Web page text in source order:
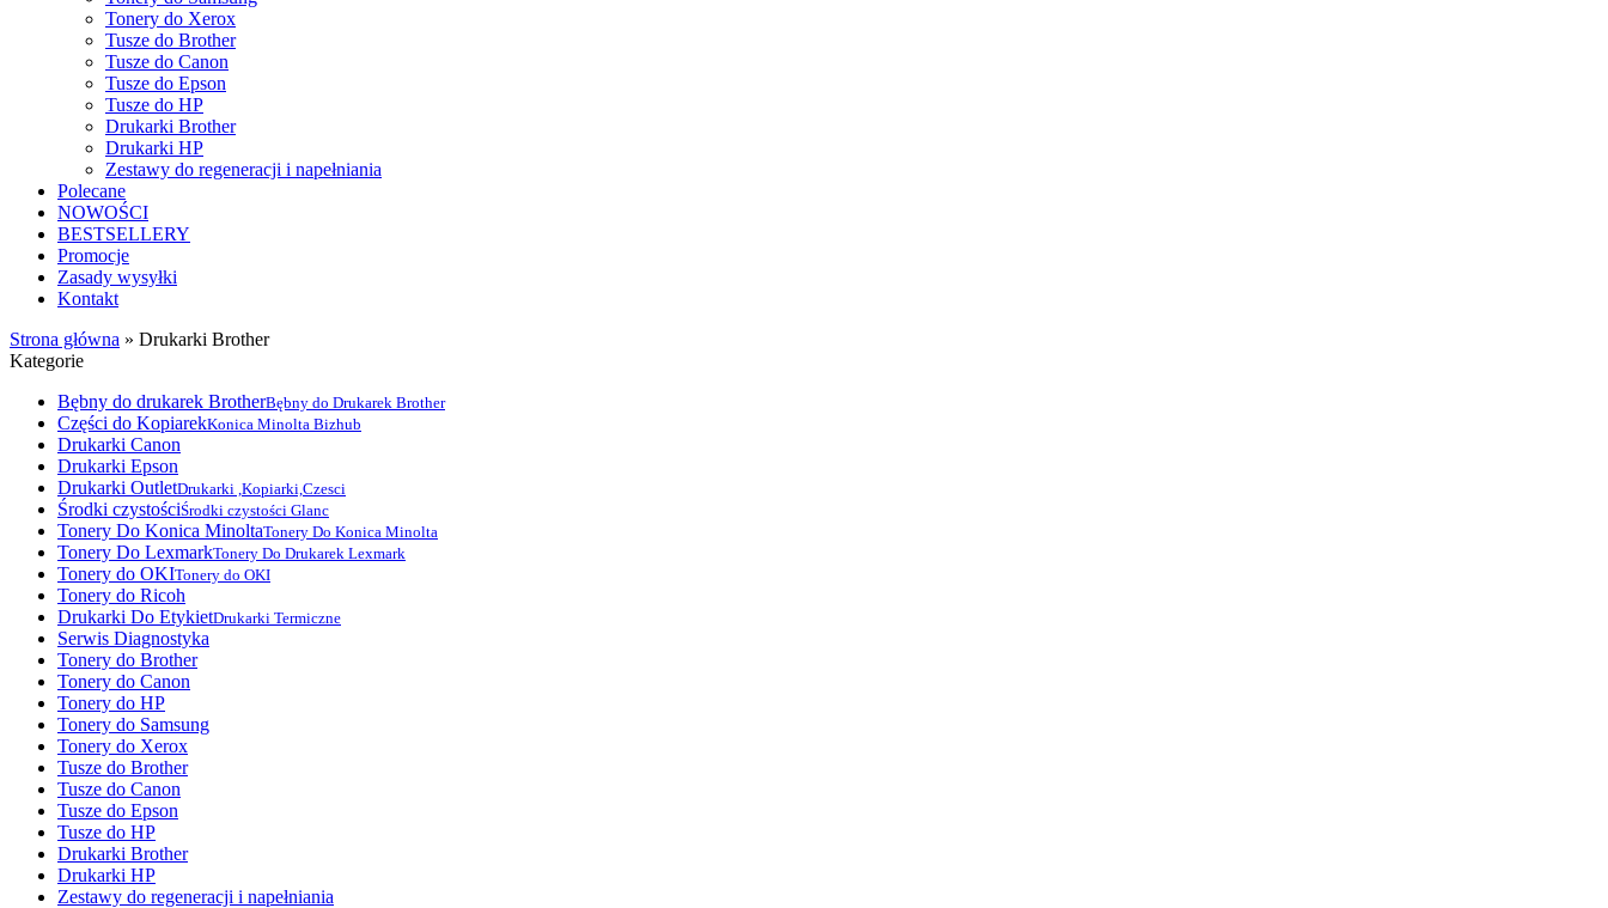
Tonery do Xerox
Tusze do Brother
Tusze do Canon
Tusze do Epson
Tusze do HP
Drukarki Brother
Drukarki HP
Zestawy do regeneracji i napełniania
Polecane
NOWOŚCI
BESTSELLERY
Promocje
Zasady wysyłki
Kontakt
Strona główna » Drukarki Brother
Kategorie
Bębny do drukarek BrotherBębny do Drukarek Brother
Części do KopiarekKonica Minolta Bizhub
Drukarki Canon
Drukarki Epson
Drukarki OutletDrukarki ,Kopiarki,Czesci
Środki czystościŚrodki czystości Glanc
Tonery Do Konica MinoltaTonery Do Konica Minolta
Tonery Do LexmarkTonery Do Drukarek Lexmark
Tonery do OKITonery do OKI
Tonery do Ricoh
Drukarki Do EtykietDrukarki Termiczne
Serwis Diagnostyka
Tonery do Brother
Tonery do Canon
Tonery do HP
Tonery do Samsung
Tonery do Xerox
Tusze do Brother
Tusze do Canon
Tusze do Epson
Tusze do HP
Drukarki Brother
Drukarki HP
Zestawy do regeneracji i napełniania